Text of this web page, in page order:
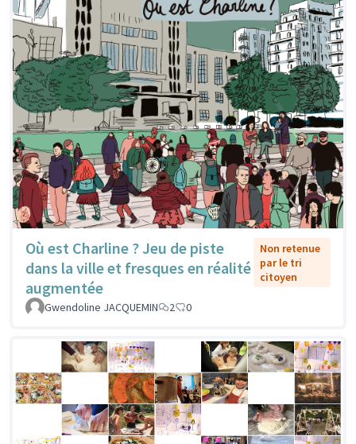
Où est Charline ? Jeu de piste
dans la ville et fresques en réalité
augmentée
Non retenue
par le tri
citoyen
Gwendoline JACQUEMIN 2 0